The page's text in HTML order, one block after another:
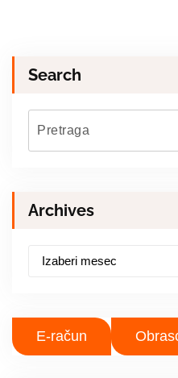
Search
Archives
v
E-račun